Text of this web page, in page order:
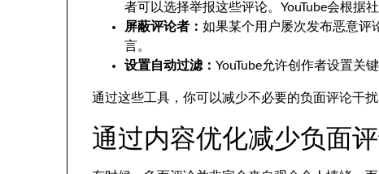
者可以选择举报这些评论。YouTube会根据
屏蔽评论者： 如果某个用户屡次发布恶意评
言。
设置自动过滤： YouTube允许创作者设置关
通过这些工具，你可以减少不必要的负面评论干
通过内容优化减少负面